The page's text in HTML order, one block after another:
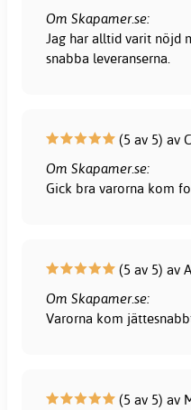
Om Skapamer.se:
Jag har alltid varit nöjd
snabba leveranserna.
(5 av 5) av
Om Skapamer.se:
Gick bra varorna kom
(5 av 5) av
Om Skapamer.se:
Varorna kom
(5 av 5) av